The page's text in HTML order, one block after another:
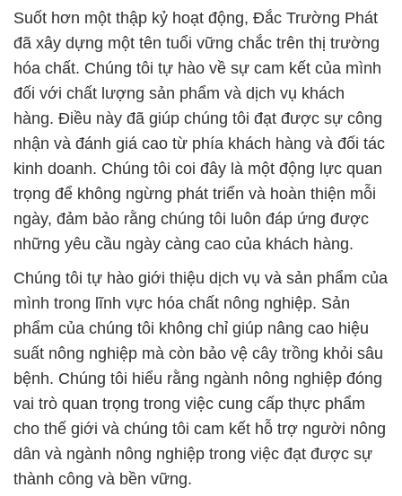
Suốt hơn một thập kỷ hoạt động, Đắc Trường Phát
đã xây dựng một tên tuổi vững chắc trên thị trường
hóa chất. Chúng tôi tự hào về sự cam kết của mình
đối với chất lượng sản phẩm và dịch vụ khách
hàng. Điều này đã giúp chúng tôi đạt được sự công
nhận và đánh giá cao từ phía khách hàng và đối tác
kinh doanh. Chúng tôi coi đây là một động lực quan
trọng để không ngừng phát triển và hoàn thiện mỗi
ngày, đảm bảo rằng chúng tôi luôn đáp ứng được
những yêu cầu ngày càng cao của khách hàng.
Chúng tôi tự hào giới thiệu dịch vụ và sản phẩm của
mình trong lĩnh vực hóa chất nông nghiệp. Sản
phẩm của chúng tôi không chỉ giúp nâng cao hiệu
suất nông nghiệp mà còn bảo vệ cây trồng khỏi sâu
bệnh. Chúng tôi hiểu rằng ngành nông nghiệp đóng
vai trò quan trọng trong việc cung cấp thực phẩm
cho thế giới và chúng tôi cam kết hỗ trợ người nông
dân và ngành nông nghiệp trong việc đạt được sự
thành công và bền vững.